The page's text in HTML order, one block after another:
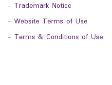
- Trademark Notice
- Website Terms of Use
- Terms & Conditions of Use